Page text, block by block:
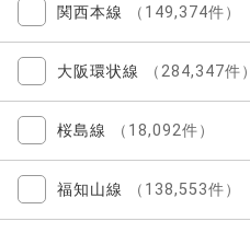
関西本線 （149,374件）
大阪環状線 （284,347件）
桜島線 （18,092件）
福知山線 （138,553件）